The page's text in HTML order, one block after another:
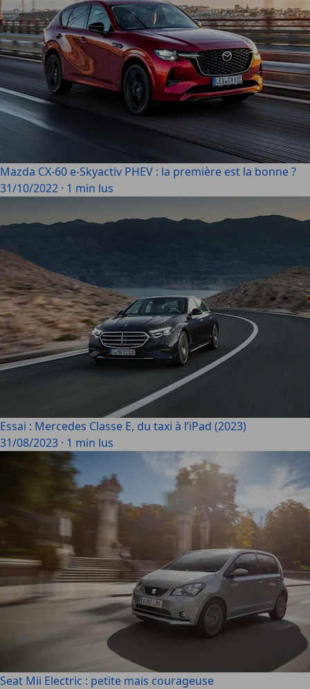
Mazda CX-60 e-Skyactiv PHEV : la première est la bonne ?
31/10/2022 · 1 min lus
Essai : Mercedes Classe E, du taxi à l’iPad (2023)
31/08/2023 · 1 min lus
Seat Mii Electric : petite mais courageuse